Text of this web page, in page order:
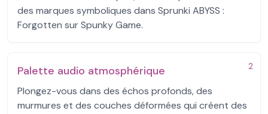
des marques symboliques dans Sprunki ABYSS :
Forgotten sur Spunky Game.
2
Palette audio atmosphérique
Plongez-vous dans des échos profonds, des
murmures et des couches déformées qui créent des